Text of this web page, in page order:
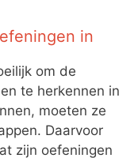
in
om de
te herkennen in
moeten ze
Daarvoor
zijn oefeningen